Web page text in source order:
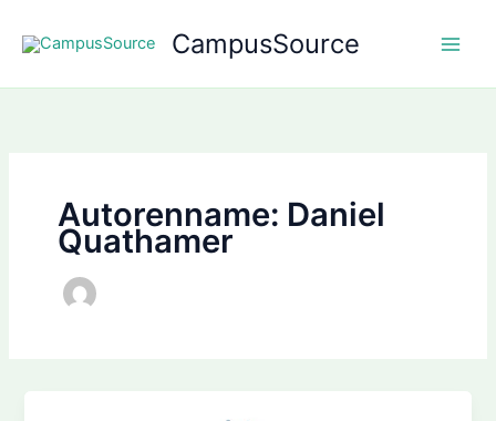
Inhalt
CampusSource
Autorenname: Daniel
Quathamer